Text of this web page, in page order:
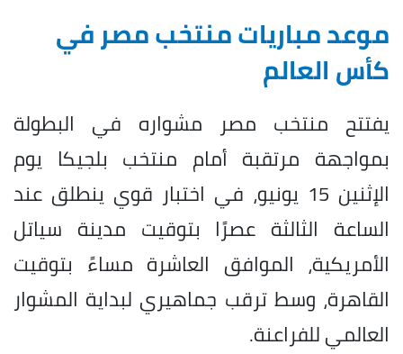
موعد مباريات منتخب مصر في
كأس العالم
يفتتح منتخب مصر مشواره في البطولة
بمواجهة مرتقبة أمام منتخب بلجيكا يوم
الإثنين 15 يونيو، في اختبار قوي ينطلق عند
الساعة الثالثة عصرًا بتوقيت مدينة سياتل
الأمريكية، الموافق العاشرة مساءً بتوقيت
القاهرة، وسط ترقب جماهيري لبداية المشوار
العالمي للفراعنة.